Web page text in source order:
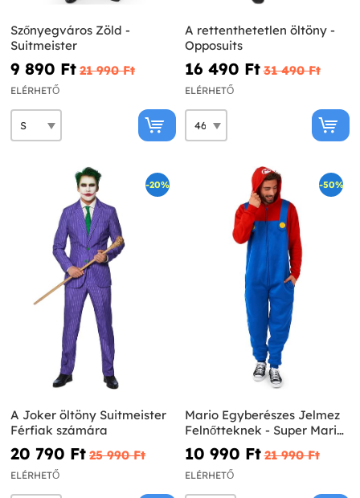
Szőnyegváros Zöld -
Suitmeister
9 890 Ft‎ 21 990 Ft‎
ELÉRHETŐ
A rettenthetetlen öltöny -
Opposuits
16 490 Ft‎ 31 490 Ft‎
ELÉRHETŐ
-20%
A Joker öltöny Suitmeister
Férfiak számára
20 790 Ft‎ 25 990 Ft‎
ELÉRHETŐ
-50%
Mario Egyberészes Jelmez
Felnőtteknek - Super Mario
Bros.
10 990 Ft‎ 21 990 Ft‎
ELÉRHETŐ